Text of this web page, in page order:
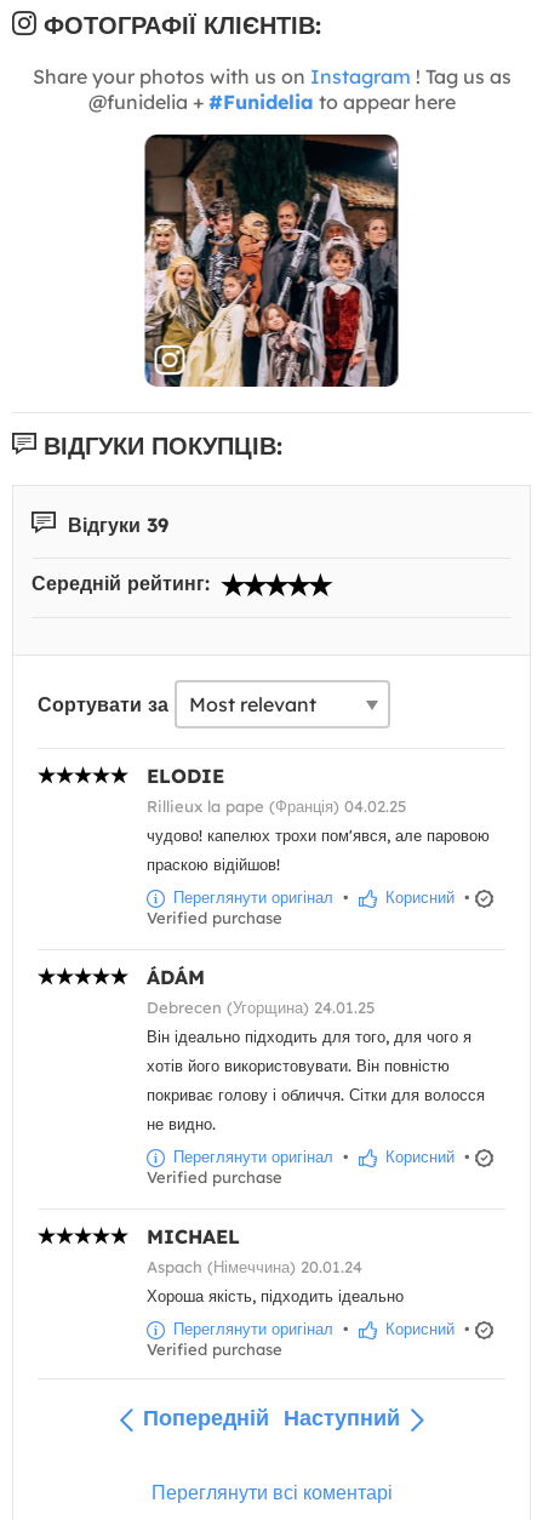
ФОТОГРАФІЇ КЛІЄНТІВ:
Share your photos with us on Instagram ! Tag us as
@funidelia + #Funidelia to appear here
ВІДГУКИ ПОКУПЦІВ:
Відгуки 39
Середній рейтинг:
Сортувати за
ELODIE
Rillieux la pape (Франція) 04.02.25
чудово! капелюх трохи пом'явся, але паровою
праскою відійшов!
Переглянути оригінал • Корисний •
Verified purchase
ÁDÁM
Debrecen (Угорщина) 24.01.25
Він ідеально підходить для того, для чого я
хотів його використовувати. Він повністю
покриває голову і обличчя. Сітки для волосся
не видно.
Переглянути оригінал • Корисний •
Verified purchase
MICHAEL
Aspach (Німеччина) 20.01.24
Хороша якість, підходить ідеально
Переглянути оригінал • Корисний •
Verified purchase
Попередній Наступний
Переглянути всі коментарі